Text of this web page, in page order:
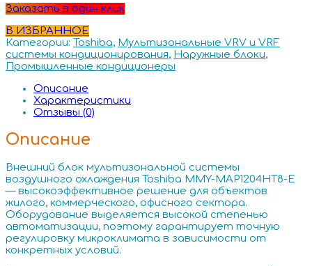
Заказать в один клик
В ИЗБРАННОЕ
Категории: Toshiba, Мультизональные VRV и VRF
системы кондиционирования, Наружные блоки,
Промышленные кондиционеры
Описание
Характеристики
Отзывы (0)
Описание
Внешний блок мультизональной системы
воздушного охлаждения Toshiba MMY-MAP1204HT8-E
— высокоэффективное решение для объектов
жилого, коммерческого, офисного сектора.
Оборудование выделяется высокой степенью
автоматизации, поэтому гарантирует точную
регулировку микроклимата в зависимости от
конкретных условий.